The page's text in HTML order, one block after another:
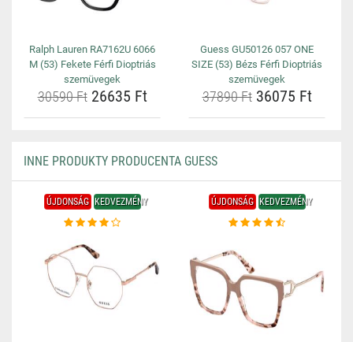
Ralph Lauren RA7162U 6066
M (53) Fekete Férfi Dioptriás
szemüvegek
30590 Ft26635 Ft
Guess GU50126 057 ONE
SIZE (53) Bézs Férfi Dioptriás
szemüvegek
37890 Ft36075 Ft
INNE PRODUKTY PRODUCENTA GUESS
ÚJDONSÁG KEDVEZMÉNY ÚJDONSÁG KEDVEZMÉNY